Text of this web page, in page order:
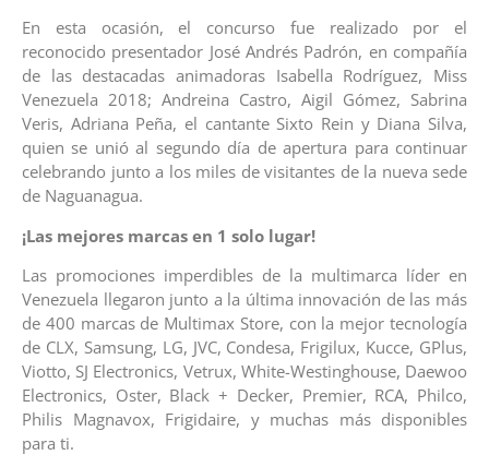
En esta ocasión, el concurso fue realizado por el
reconocido presentador José Andrés Padrón, en compañía
de las destacadas animadoras Isabella Rodríguez, Miss
Venezuela 2018; Andreina Castro, Aigil Gómez, Sabrina
Veris, Adriana Peña, el cantante Sixto Rein y Diana Silva,
quien se unió al segundo día de apertura para continuar
celebrando junto a los miles de visitantes de la nueva sede
de Naguanagua.
¡Las mejores marcas en 1 solo lugar!
Las promociones imperdibles de la multimarca líder en
Venezuela llegaron junto a la última innovación de las más
de 400 marcas de Multimax Store, con la mejor tecnología
de CLX, Samsung, LG, JVC, Condesa, Frigilux, Kucce, GPlus,
Viotto, SJ Electronics, Vetrux, White-Westinghouse, Daewoo
Electronics, Oster, Black + Decker, Premier, RCA, Philco,
Philis Magnavox, Frigidaire, y muchas más disponibles
para ti.